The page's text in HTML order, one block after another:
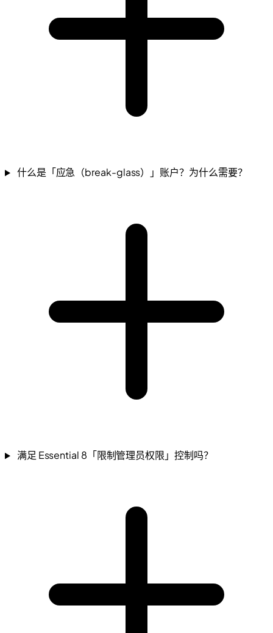
什么是「应急（break-glass）」账户？为什么需要？
满足 Essential 8「限制管理员权限」控制吗？